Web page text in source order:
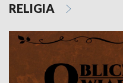
RELIGIA